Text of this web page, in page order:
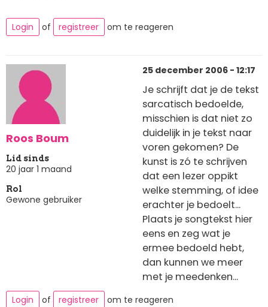
Login of registreer om te reageren
Roos Boum
Lid sinds
20 jaar 1 maand
Rol
Gewone gebruiker
25 december 2006 - 12:17
Je schrijft dat je de tekst
sarcatisch bedoelde,
misschien is dat niet zo
duidelijk in je tekst naar
voren gekomen? De
kunst is zó te schrijven
dat een lezer oppikt
welke stemming, of idee
erachter je bedoelt...
Plaats je songtekst hier
eens en zeg wat je
ermee bedoeld hebt,
dan kunnen we meer
met je meedenken...
Login of registreer om te reageren